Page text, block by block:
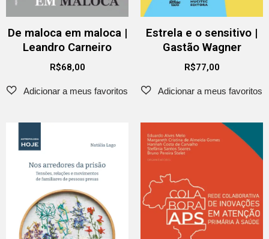
De maloca em maloca |
Leandro Carneiro
R$68,00
Estrela e o sensitivo |
Gastão Wagner
R$77,00